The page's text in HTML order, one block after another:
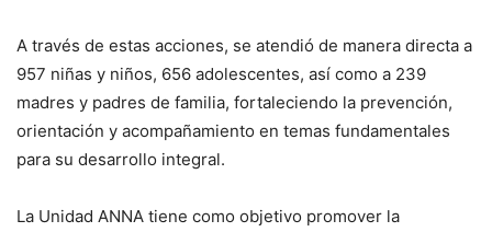
A través de estas acciones, se atendió de manera directa a
957 niñas y niños, 656 adolescentes, así como a 239
madres y padres de familia, fortaleciendo la prevención,
orientación y acompañamiento en temas fundamentales
para su desarrollo integral.
La Unidad ANNA tiene como objetivo promover la